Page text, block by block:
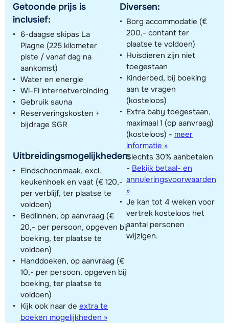
Getoonde prijs is
inclusief:
6-daagse skipas La
Plagne (225 kilometer
piste / vanaf dag na
aankomst)
Water en energie
Wi-Fi internetverbinding
Gebruik sauna
Reserveringskosten +
bijdrage SGR
Uitbreidingsmogelijkheden:
Eindschoonmaak, excl.
keukenhoek en vaat (€ 120,-
per verblijf, ter plaatse te
voldoen)
Bedlinnen, op aanvraag (€
20,- per persoon, opgeven bij
boeking, ter plaatse te
voldoen)
Handdoeken, op aanvraag (€
10,- per persoon, opgeven bij
boeking, ter plaatse te
voldoen)
Kijk ook naar de extra te
boeken mogelijkheden »
Diversen:
Borg accommodatie (€
200,- contant ter
plaatse te voldoen)
Huisdieren zijn niet
toegestaan
Kinderbed, bij boeking
aan te vragen
(kosteloos)
Extra baby toegestaan,
maximaal 1 (op aanvraag)
(kosteloos) - meer
informatie »
Slechts 30% aanbetalen
- Bekijk betaal- en
annuleringsvoorwaarden
»
Je kan tot 4 weken voor
vertrek kosteloos het
aantal personen
wijzigen.